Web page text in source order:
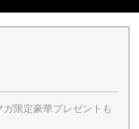
限定豪華プレゼントも